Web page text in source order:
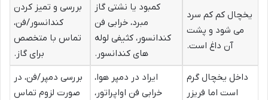
یخچال کم کم سرد
می شود و پشت
آن داغ است.
کمبود یا نشتی گاز
مبرد، خرابی فن
کندانسور، کثیفی لوله
های کندانسور.
بررسی و تمیز کردن
کندانسور/فن،
تماس با متخصص
برای گاز.
داخل یخچال گرم
است اما فریزر
ایراد در دمپر هوا،
خرابی فن اواپراتور،
بررسی دمپر/فن، در
صورت لزوم تماس